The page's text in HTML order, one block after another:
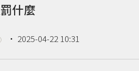
什麼
‧ 2025-04-22 10:31